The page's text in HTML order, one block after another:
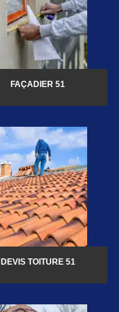
FAÇADIER 51
DEVIS TOITURE 51